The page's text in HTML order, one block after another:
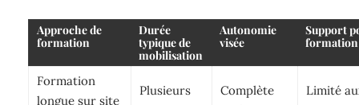
Approche de
formation
Durée
typique de
mobilisation
Autonomie
visée
Support
formation
Formation
longue sur site
Plusieurs
Complète
Limité